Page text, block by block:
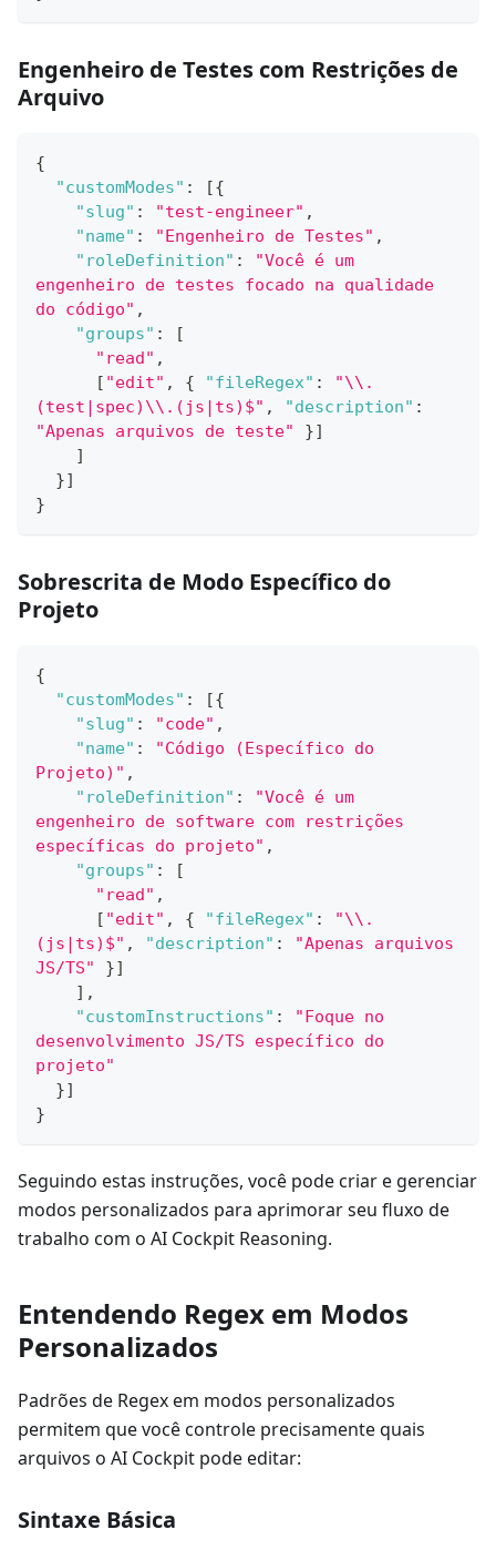
Engenheiro de Testes com Restrições de
Arquivo
{
"customModes" : [{
"slug" : "test-engineer" ,
"name" : "Engenheiro de Testes" ,
"roleDefinition" :
"Você é um
engenheiro de testes focado na qualidade
do código" ,
"groups" :
[
"read" ,
[ "edit" , { "fileRegex" :
"\\.
(test|spec)\\.(js|ts)$" , "description" :
"Apenas arquivos de teste"
}]
]
}]
}
Sobrescrita de Modo Específico do
Projeto
{
"customModes" : [{
"slug" : "code" ,
"name" :
"Código (Específico do
Projeto)" ,
"roleDefinition" :
"Você é um
engenheiro de software com restrições
específicas do projeto" ,
"groups" :
[
"read" ,
[ "edit" , { "fileRegex" :
"\\.
(js|ts)$" , "description" :
"Apenas arquivos
JS/TS"
}]
] ,
"customInstructions" :
"Foque no
desenvolvimento JS/TS específico do
projeto"
}]
}
Seguindo estas instruções, você pode criar e gerenciar
modos personalizados para aprimorar seu fluxo de
trabalho com o AI Cockpit Reasoning.
Entendendo Regex em Modos
Personalizados
Padrões de Regex em modos personalizados
permitem que você controle precisamente quais
arquivos o AI Cockpit pode editar:
Sintaxe Básica